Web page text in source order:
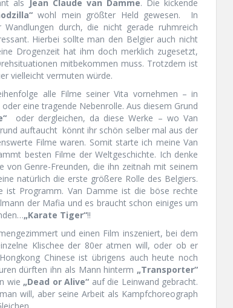
als Jean Claude van Damme. Die kickende
wohl mein größter Held gewesen. In
durch, die nicht gerade ruhmreich
Hierbei sollte man den Belgier auch nicht
Drogenzeit hat ihm doch merklich zugesetzt,
mitbekommen muss. Trotzdem ist
vielleicht vermuten würde.
alle Filme seiner Vita vornehmen – in
eine tragende Nebenrolle. Aus diesem Grund
oder dergleichen, da diese Werke – wo Van
auftaucht könnt ihr schön selber mal aus der
Filme waren. Somit starte ich meine Van
besten Filme der Weltgeschichte. Ich denke
von Genre-Freunden, die ihn zeitnah mit seinem
natürlich die erste größere Rolle des Belgiers.
ist Programm. Van Damme ist die böse rechte
der Mafia und es braucht schon einiges um
„Karate Tiger“!!
und einen Film inszeniert, bei dem
Klischee der 80er atmen will, oder ob er
Chinese ist übrigens auch heute noch
dürften ihn als Mann hinterm „Transporter“
wie „Dead or Alive“ auf die Leinwand gebracht.
will, aber seine Arbeit als Kampfchoreograph